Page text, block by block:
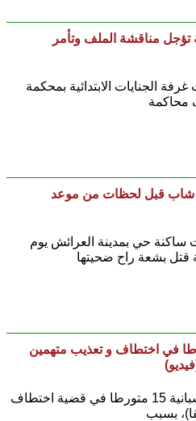
مناقشة الملف وتأمر
الجنايات الابتدائية بمحكمة
محاكمة
شاب قبل لحظات من موعد
حي بمدينة العرائش يوم
بشعة راح ضحيتها
شخصا متورطا في اختطاف و تعذيب متهمين
طنجاوي أوقفت الشرطة الاسبانية 15 متورطا في قضية اختطاف
بسبب